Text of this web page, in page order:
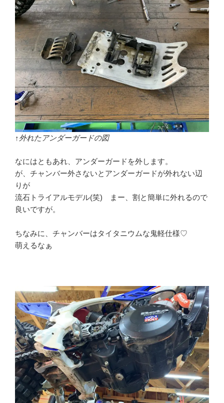
↑外れたアンダーガードの図
なにはともあれ、アンダーガードを外します。
が、チャンバー外さないとアンダーガードが外れない辺
りが
流石トライアルモデル(笑) まー、割と簡単に外れるので
良いですが。
ちなみに、チャンバーはタイタニウムな鬼軽仕様♡
萌えるなぁ